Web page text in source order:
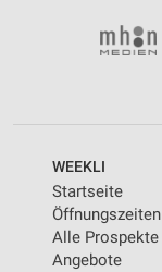
WEEKLI
Startseite
Öffnungszeiten
Alle Prospekte
Angebote